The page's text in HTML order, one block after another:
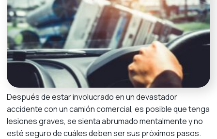
Después de estar involucrado en un devastador
accidente con un camión comercial, es posible que tenga
lesiones graves, se sienta abrumado mentalmente y no
esté seguro de cuáles deben ser sus próximos pasos.